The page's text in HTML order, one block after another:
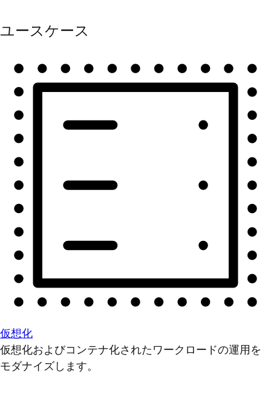
ユースケース
仮想化
仮想化およびコンテナ化されたワークロードの運用を
モダナイズします。